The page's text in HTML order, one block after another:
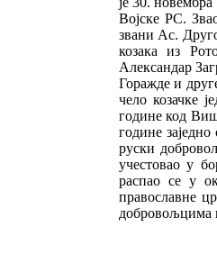
Војске РС.
звани Ас.
козака из
Александар
Горажде и
чело козачке
године код
године
руски
учестовао у
распао се у
православне
добровољцима